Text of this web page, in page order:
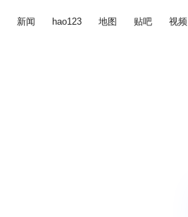
新闻 hao123 地图 贴吧 视频